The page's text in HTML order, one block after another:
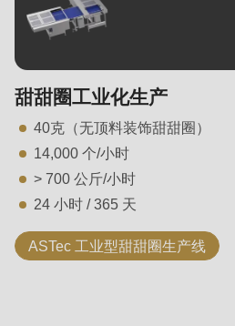
甜甜圈工业化生产
40克（无顶料装饰甜甜圈）
14,000 个/小时
> 700 公斤/小时
24 小时 / 365 天
ASTec 工业型甜甜圈生产线